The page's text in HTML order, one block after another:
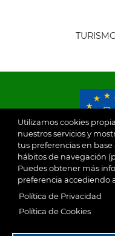
Utilizamos cookies
nuestros servicios y
tus preferencias en
hábitos de navegación
Puedes obtener más
preferencia accediendo
Política de Privacidad
Política de Cookies
© 2026
Ayuntamiento de